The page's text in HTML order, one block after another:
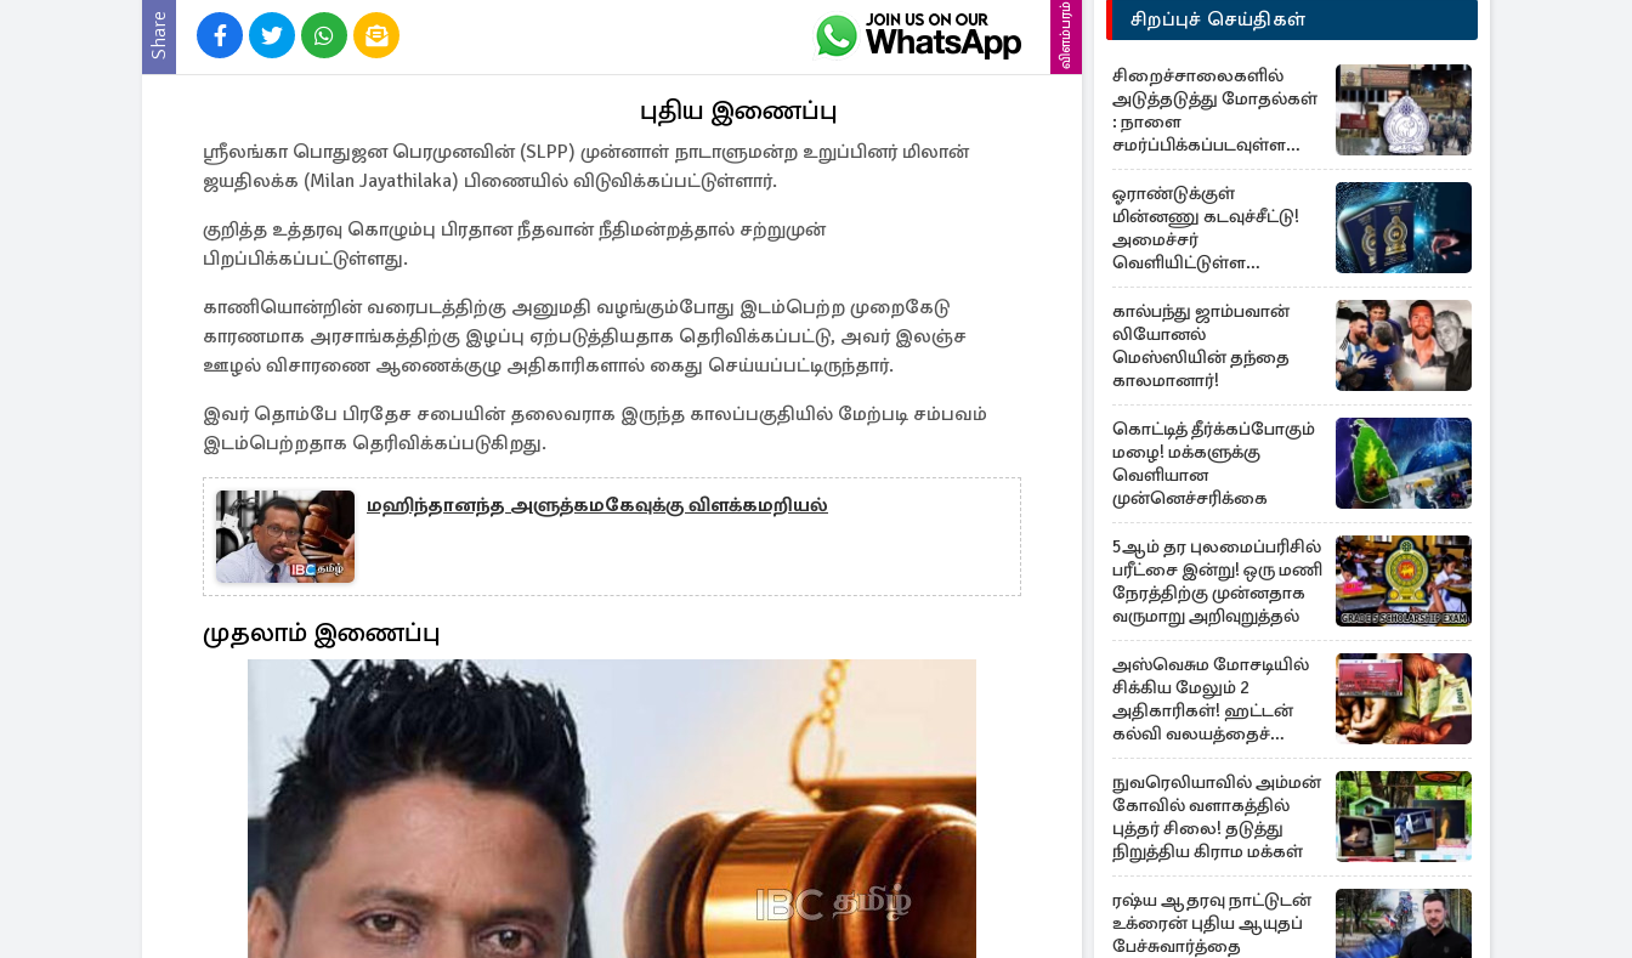
Share விளம்பரம்
புதிய இணைப்பு
ஶ்ரீலங்கா பொதுஜன பெரமுனவின் (SLPP) முன்னாள் நாடாளுமன்ற உறுப்பினர் மிலான்
ஜயதிலக்க (Milan Jayathilaka) பிணையில் விடுவிக்கப்பட்டுள்ளார்.
குறித்த உத்தரவு கொழும்பு பிரதான நீதவான் நீதிமன்றத்தால் சற்றுமுன்
பிறப்பிக்கப்பட்டுள்ளது.
காணியொன்றின் வரைபடத்திற்கு அனுமதி வழங்கும்போது இடம்பெற்ற முறைகேடு
காரணமாக அரசாங்கத்திற்கு இழப்பு ஏற்படுத்தியதாக தெரிவிக்கப்பட்டு, அவர் இலஞ்ச
ஊழல் விசாரணை ஆணைக்குழு அதிகாரிகளால் கைது செய்யப்பட்டிருந்தார்.
இவர் தொம்பே பிரதேச சபையின் தலைவராக இருந்த காலப்பகுதியில் மேற்படி சம்பவம்
இடம்பெற்றதாக தெரிவிக்கப்படுகிறது.
மஹிந்தானந்த அளுத்கமகேவுக்கு விளக்கமறியல்
முதலாம் இணைப்பு
சிறப்புச் செய்திகள்
சிறைச்சாலைகளில்
அடுத்தடுத்து மோதல்கள்
: நாளை
சமர்ப்பிக்கப்படவுள்ள
அறிக்கை
ஓராண்டுக்குள்
மின்னணு கடவுச்சீட்டு!
அமைச்சர்
வெளியிட்டுள்ள
அறிவிப்பு
கால்பந்து ஜாம்பவான்
லியோனல்
மெஸ்ஸியின் தந்தை
காலமானார்!
கொட்டித் தீர்க்கப்போகும்
மழை! மக்களுக்கு
வெளியான
முன்னெச்சரிக்கை
5ஆம் தர புலமைப்பரிசில்
பரீட்சை இன்று! ஒரு மணி
நேரத்திற்கு முன்னதாக
வருமாறு அறிவுறுத்தல்
அஸ்வெசும மோசடியில்
சிக்கிய மேலும் 2
அதிகாரிகள்! ஹட்டன்
கல்வி வலயத்தைச்
சேர்ந்த 6 ஆசிரியர்கள்
குறித்து விசாரணை
நுவரெலியாவில் அம்மன்
கோவில் வளாகத்தில்
புத்தர் சிலை! தடுத்து
நிறுத்திய கிராம மக்கள்
ரஷ்ய ஆதரவு நாட்டுடன்
உக்ரைன் புதிய ஆயுதப்
பேச்சுவார்த்தை